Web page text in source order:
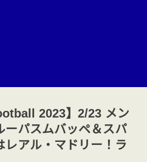
2023】2/23 メン
ーパスムバッペ＆スパ
レアル・マドリー！ラ